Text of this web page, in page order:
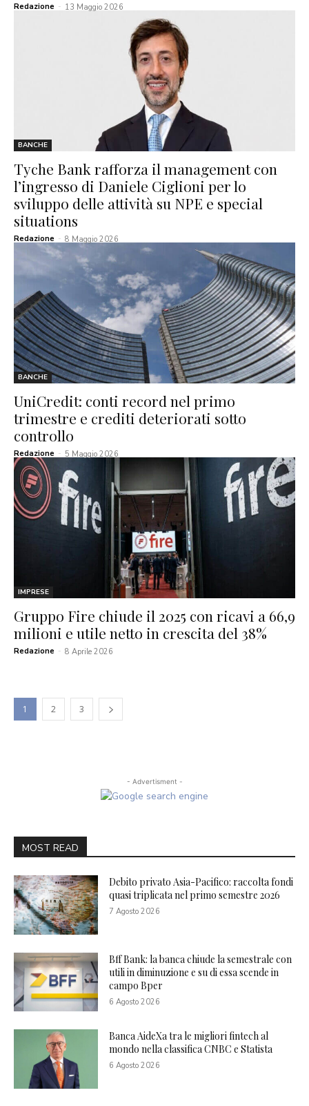
Redazione - 13 Maggio 2026
BANCHE
Tyche Bank rafforza il management con
l’ingresso di Daniele Ciglioni per lo
sviluppo delle attività su NPE e special
situations
Redazione - 8 Maggio 2026
BANCHE
UniCredit: conti record nel primo
trimestre e crediti deteriorati sotto
controllo
Redazione - 5 Maggio 2026
IMPRESE
Gruppo Fire chiude il 2025 con ricavi a 66,9
milioni e utile netto in crescita del 38%
Redazione - 8 Aprile 2026
1 2 3
- Advertisment -
MOST READ
Debito privato Asia-Pacifico: raccolta fondi
quasi triplicata nel primo semestre 2026
7 Agosto 2026
Bff Bank: la banca chiude la semestrale con
utili in diminuzione e su di essa scende in
campo Bper
6 Agosto 2026
Banca AideXa tra le migliori fintech al
mondo nella classifica CNBC e Statista
6 Agosto 2026